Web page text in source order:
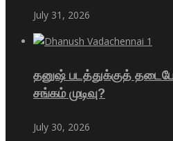
July 31, 2026
தனுஷ் படத்துக்குத்
சங்கம் முடிவு?
July 30, 2026